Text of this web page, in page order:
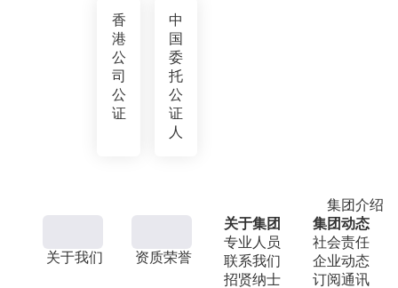
香
港
公
司
公
证
中
国
委
托
公
证
人
集团介绍
关于我们 资质荣誉
关于集团
专业人员
联系我们
招贤纳士
集团动态
社会责任
企业动态
订阅通讯